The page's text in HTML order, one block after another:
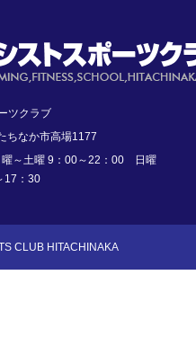
ツクラブ
ちなか市高場1177
～土曜 9：00～22：00 日曜
17：30
CLUB HITACHINAKA